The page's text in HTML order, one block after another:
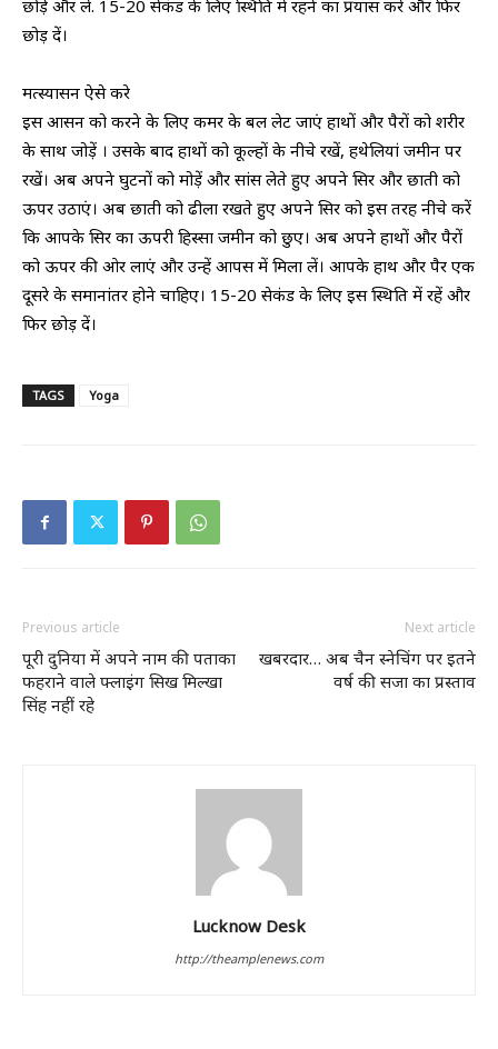
छोड़े और लें. 15-20 सेकंड के लिए स्थिति में रहने का प्रयास करें और फिर
छोड़ दें।
मत्स्यासन ऐसे करे
इस आसन को करने के लिए कमर के बल लेट जाएं हाथों और पैरों को शरीर
के साथ जोड़ें । उसके बाद हाथों को कूल्हों के नीचे रखें, हथेलियां जमीन पर
रखें। अब अपने घुटनों को मोड़ें और सांस लेते हुए अपने सिर और छाती को
ऊपर उठाएं। अब छाती को ढीला रखते हुए अपने सिर को इस तरह नीचे करें
कि आपके सिर का ऊपरी हिस्सा जमीन को छुए। अब अपने हाथों और पैरों
को ऊपर की ओर लाएं और उन्हें आपस में मिला लें। आपके हाथ और पैर एक
दूसरे के समानांतर होने चाहिए। 15-20 सेकंड के लिए इस स्थिति में रहें और
फिर छोड़ दें।
TAGS Yoga
Previous article
पूरी दुनिया में अपने नाम की पताका
फहराने वाले फ्लाइंग सिख मिल्खा
सिंह नहीं रहे
Next article
खबरदार… अब चैन स्नेचिंग पर इतने
वर्ष की सजा का प्रस्ताव
Lucknow Desk
http://theamplenews.com